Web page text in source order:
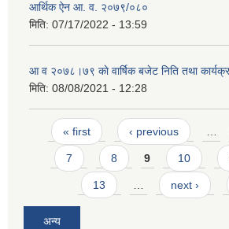
आर्थिक ऐन आ. व. २०७९/०८०
मिति: 07/17/2022 - 13:59
आ व २०७८।७९ काे वार्षिक बजेट निति तथा
मिति: 08/08/2021 - 12:28
Pages
« first ‹ previous
7 8 9 10
13 next ›
अन्य